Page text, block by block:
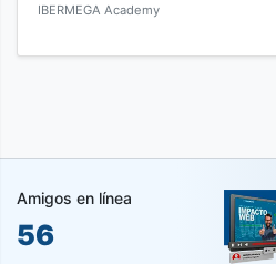
IBERMEGA Academy
Amigos en línea
56